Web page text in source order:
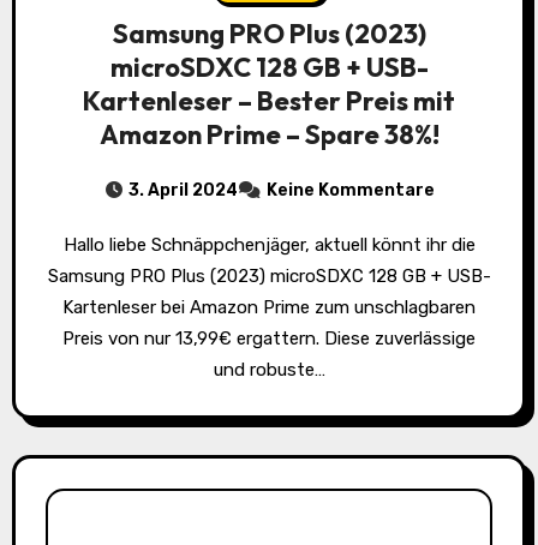
Samsung PRO Plus (2023)
microSDXC 128 GB + USB-
Kartenleser – Bester Preis mit
Amazon Prime – Spare 38%!
3. April 2024 Keine Kommentare
Hallo liebe Schnäppchenjäger, aktuell könnt ihr die
Samsung PRO Plus (2023) microSDXC 128 GB + USB-
Kartenleser bei Amazon Prime zum unschlagbaren
Preis von nur 13,99€ ergattern. Diese zuverlässige
und robuste…